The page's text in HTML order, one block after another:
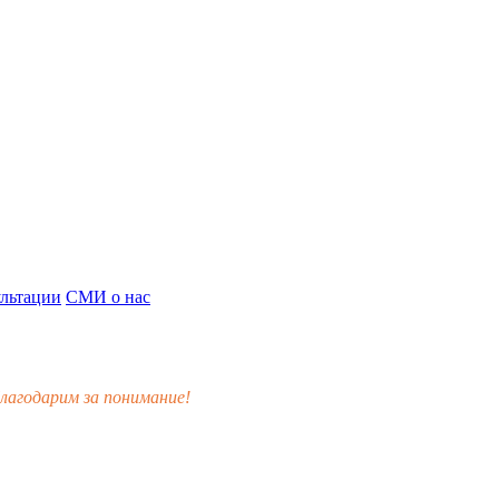
СМИ о нас
за понимание!